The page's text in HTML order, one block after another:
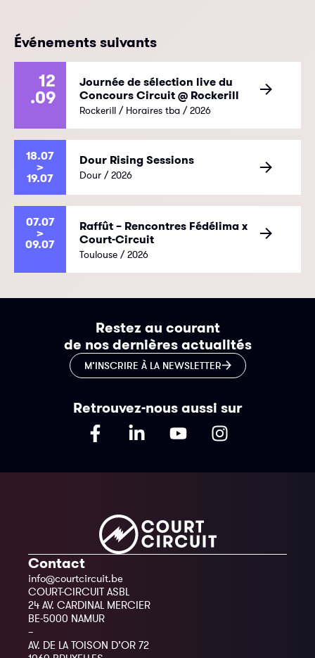
Événements suivants
12
.09
Journée de sélection live du
Concours Circuit @ Rockerill
Rockerill / Horaires tba / 2026
18.07
>
19.07
Dour Rising Sessions
Dour / 2026
07.07
>
09.07
Raffût – Rencontres Fédélima x
Court-Circuit
Toulouse / 2026
Restez au courant
de nos dernières actualités
M’INSCRIRE À LA NEWSLETTER
Retrouvez-nous aussi sur
Contact
info@courtcircuit.be
COURT-CIRCUIT ASBL
24 AV. CARDINAL MERCIER
BE-5000 NAMUR
–
AV. DE LA TOISON D’OR 72